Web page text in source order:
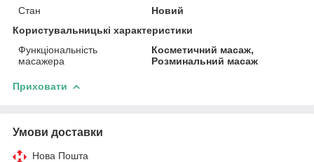
Стан
Новий
Користувальницькі характеристики
Функціональність
масажера
Косметичний масаж,
Розминальний масаж
Приховати
Умови доставки
Нова Пошта